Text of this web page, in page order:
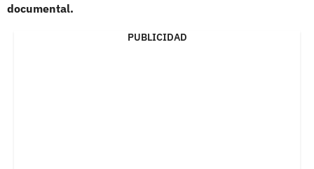
documental.
PUBLICIDAD